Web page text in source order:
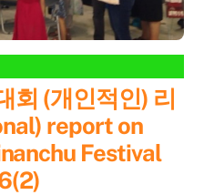
회 (개인적인) 리
report on
Festival